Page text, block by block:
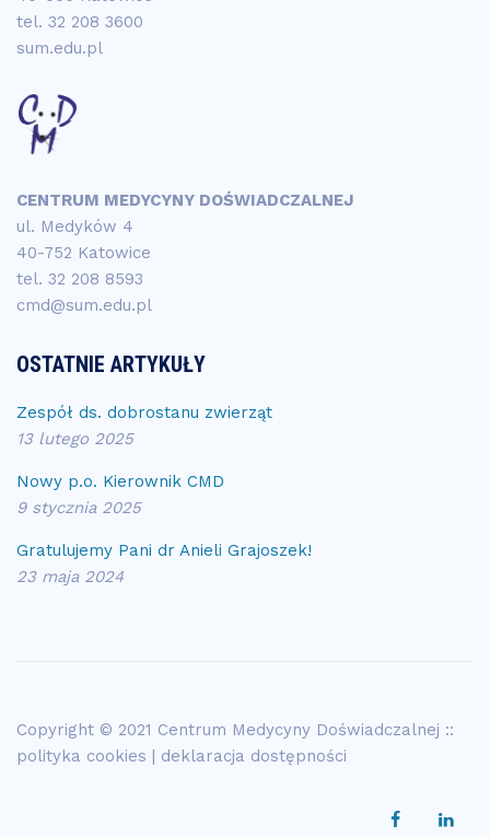
tel. 32 208 3600
sum.edu.pl
CENTRUM MEDYCYNY DOŚWIADCZALNEJ
ul. Medyków 4
40-752 Katowice
tel. 32 208 8593
cmd@sum.edu.pl
OSTATNIE ARTYKUŁY
Zespół ds. dobrostanu zwierząt
13 lutego 2025
Nowy p.o. Kierownik CMD
9 stycznia 2025
Gratulujemy Pani dr Anieli Grajoszek!
23 maja 2024
Copyright © 2021 Centrum Medycyny Doświadczalnej ::
polityka cookies | deklaracja dostępności